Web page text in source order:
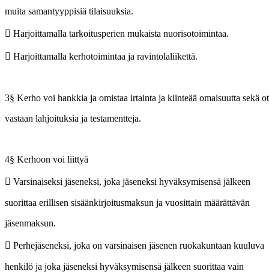
muita samantyyppisiä tilaisuuksia.
 Harjoittamalla tarkoitusperien mukaista nuorisotoimintaa.
 Harjoittamalla kerhotoimintaa ja ravintolaliikettä.
3§ Kerho voi hankkia ja omistaa irtainta ja kiinteää omaisuutta sekä
vastaan lahjoituksia ja testamentteja.
4§ Kerhoon voi liittyä
 Varsinaiseksi jäseneksi, joka jäseneksi hyväksymisensä jälkeen
suorittaa erillisen sisäänkirjoitusmaksun ja vuosittain määrättävän
jäsenmaksun.
 Perhejäseneksi, joka on varsinaisen jäsenen ruokakuntaan kuuluva
henkilö ja joka jäseneksi hyväksymisensä jälkeen suorittaa vain